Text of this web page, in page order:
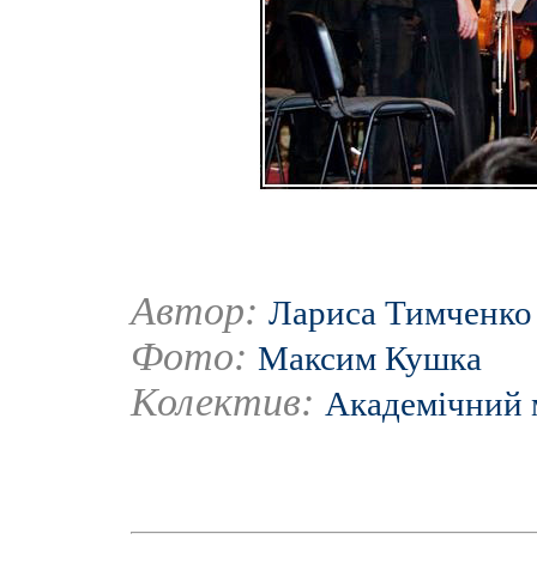
Автор: Лариса Тимченко
Фото: Максим Кушка
Колектив: Академічний